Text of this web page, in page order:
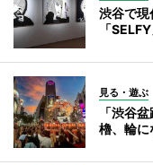
渋谷で現
「
見る・遊ぶ
「渋谷
櫓、輪に